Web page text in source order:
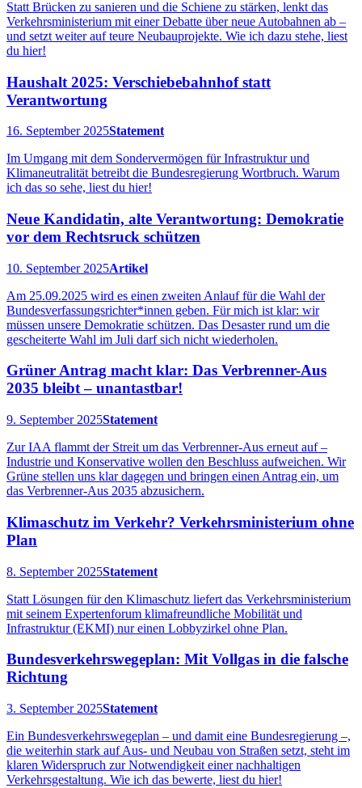
Statt Brücken zu sanieren und die Schiene zu stärken, lenkt das
Verkehrsministerium mit einer Debatte über neue Autobahnen ab –
und setzt weiter auf teure Neubauprojekte. Wie ich dazu stehe, liest
du hier!
Haushalt 2025: Verschiebebahnhof statt
Verantwortung
16. September 2025Statement
Im Umgang mit dem Sondervermögen für Infrastruktur und
Klimaneutralität betreibt die Bundesregierung Wortbruch. Warum
ich das so sehe, liest du hier!
Neue Kandidatin, alte Verantwortung: Demokratie
vor dem Rechtsruck schützen
10. September 2025Artikel
Am 25.09.2025 wird es einen zweiten Anlauf für die Wahl der
Bundesverfassungsrichter*innen geben. Für mich ist klar: wir
müssen unsere Demokratie schützen. Das Desaster rund um die
gescheiterte Wahl im Juli darf sich nicht wiederholen.
Grüner Antrag macht klar: Das Verbrenner-Aus
2035 bleibt – unantastbar!
9. September 2025Statement
Zur IAA flammt der Streit um das Verbrenner-Aus erneut auf –
Industrie und Konservative wollen den Beschluss aufweichen. Wir
Grüne stellen uns klar dagegen und bringen einen Antrag ein, um
das Verbrenner-Aus 2035 abzusichern.
Klimaschutz im Verkehr? Verkehrsministerium ohne
Plan
8. September 2025Statement
Statt Lösungen für den Klimaschutz liefert das Verkehrsministerium
mit seinem Expertenforum klimafreundliche Mobilität und
Infrastruktur (EKMI) nur einen Lobbyzirkel ohne Plan.
Bundesverkehrswegeplan: Mit Vollgas in die falsche
Richtung
3. September 2025Statement
Ein Bundesverkehrswegeplan – und damit eine Bundesregierung –,
die weiterhin stark auf Aus- und Neubau von Straßen setzt, steht im
klaren Widerspruch zur Notwendigkeit einer nachhaltigen
Verkehrsgestaltung. Wie ich das bewerte, liest du hier!